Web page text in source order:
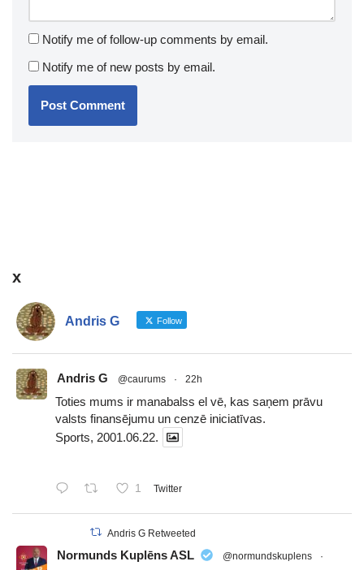
Notify me of follow-up comments by email.
Notify me of new posts by email.
x
Andris G Follow
Andris G @caurums · 22h
Toties mums ir manabalss el vē, kas saņem prāvu
valsts finansējumu un cenzē iniciatīvas.
Sports, 2001.06.22.
1 Twitter
Andris G Retweeted
Normunds Kuplēns ASL @normundskuplens
·